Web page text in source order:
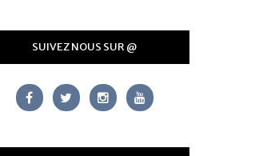
SUIVEZ NOUS SUR @